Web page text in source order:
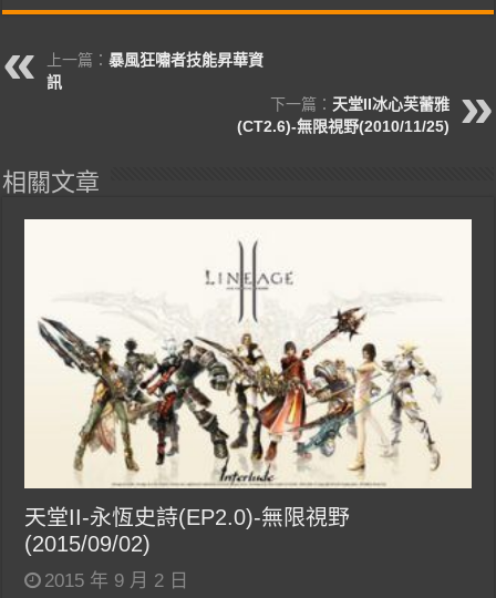
上一篇：暴風狂嘯者技能昇華資
訊
下一篇： 天堂II冰心芙蕾雅
(CT2.6)-無限視野(2010/11/25)
相關文章
天堂II-永恆史詩(EP2.0)-無限視野
(2015/09/02)
2015 年 9 月 2 日